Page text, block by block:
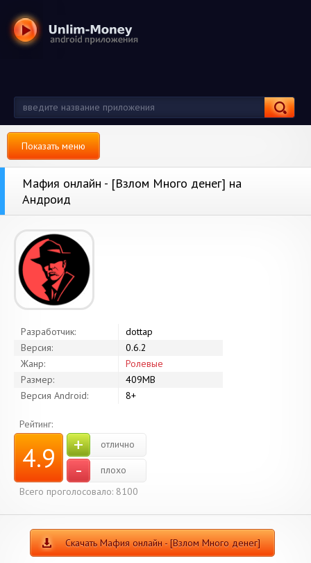
Показать меню
Мафия онлайн - [Взлом Много денег] на
Андроид
Разработчик:
dottap
Версия:
0.6.2
Жанр:
Ролевые
Размер:
409MB
Версия Android:
8+
Рейтинг:
4.9 + отлично
-
плохо
Всего проголосовало: 8100
Скачать Мафия онлайн - [Взлом Много денег]